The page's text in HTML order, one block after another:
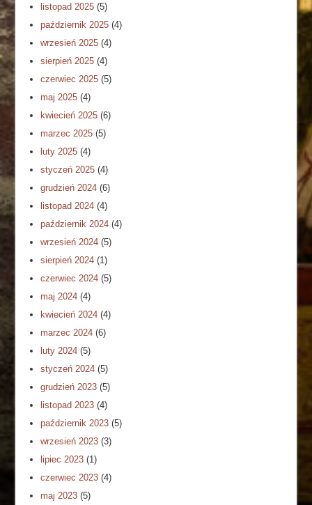
listopad 2025 (5)
październik 2025 (4)
wrzesień 2025 (4)
sierpień 2025 (4)
czerwiec 2025 (5)
maj 2025 (4)
kwiecień 2025 (6)
marzec 2025 (5)
luty 2025 (4)
styczeń 2025 (4)
grudzień 2024 (6)
listopad 2024 (4)
październik 2024 (4)
wrzesień 2024 (5)
sierpień 2024 (1)
czerwiec 2024 (5)
maj 2024 (4)
kwiecień 2024 (4)
marzec 2024 (6)
luty 2024 (5)
styczeń 2024 (5)
grudzień 2023 (5)
listopad 2023 (4)
październik 2023 (5)
wrzesień 2023 (3)
lipiec 2023 (1)
czerwiec 2023 (4)
maj 2023 (5)